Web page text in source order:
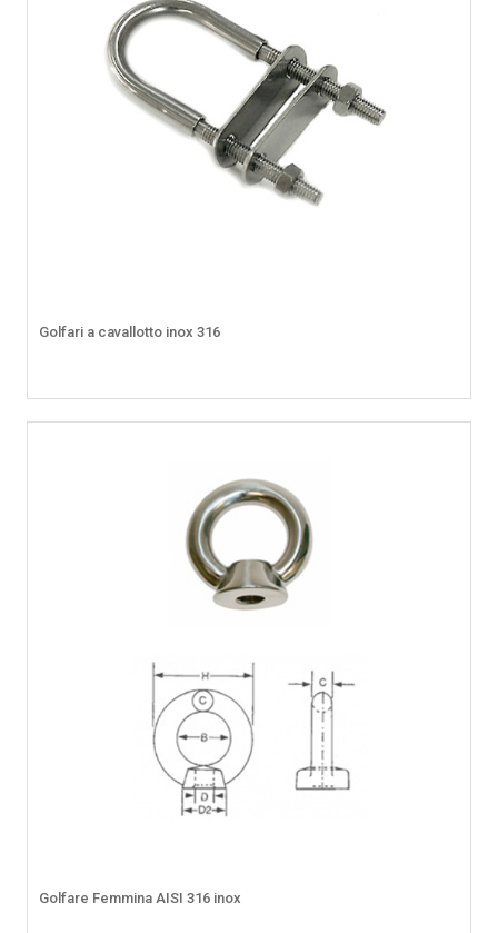
Golfari a cavallotto inox 316
Golfare Femmina AISI 316 inox